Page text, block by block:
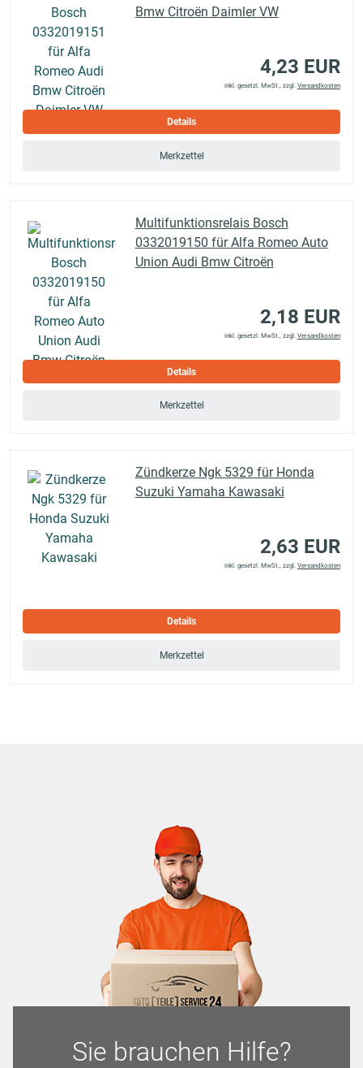
Bmw Citroën Daimler VW
4,23 EUR
inkl. gesetzl. MwSt., zzgl. Versandkosten
Details
Merkzettel
Multifunktionsrelais Bosch
0332019150 für Alfa Romeo Auto
Union Audi Bmw Citroën
2,18 EUR
inkl. gesetzl. MwSt., zzgl. Versandkosten
Details
Merkzettel
Zündkerze Ngk 5329 für Honda
Suzuki Yamaha Kawasaki
2,63 EUR
inkl. gesetzl. MwSt., zzgl. Versandkosten
Details
Merkzettel
Sie brauchen Hilfe?